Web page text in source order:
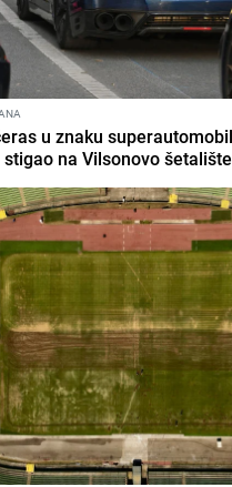
u znaku
na Vilsonovo šetalište